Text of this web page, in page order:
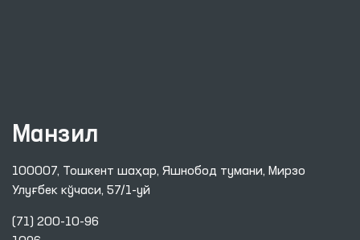
Манзил
100007, Тошкент шаҳар, Яшнобод тумани, Мирзо
Улуғбек кўчаси, 57/1-уй
(71) 200-10-96